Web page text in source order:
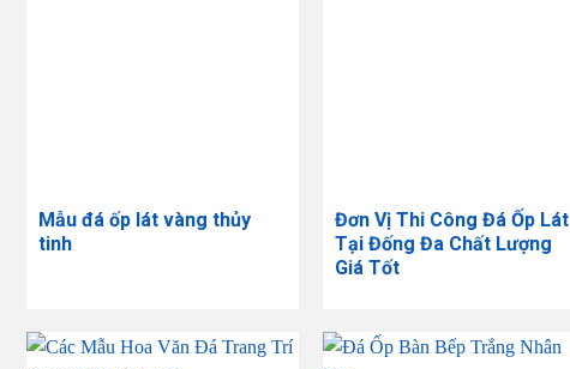
Mẫu đá ốp lát vàng thủy
tinh
Đơn Vị Thi Công Đá Ốp Lát
Tại Đống Đa Chất Lượng
Giá Tốt